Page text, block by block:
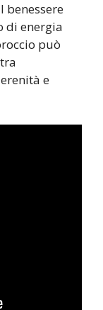
benessere
di energia
può
e